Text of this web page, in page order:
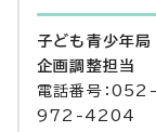
子ども青少年
企画調整担当
電話番号：
972-4204